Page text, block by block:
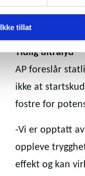
Ikke tillat
Tidlig ultralyd
AP foreslår
ikke at
fostre for
-Vi er opptatt
oppleve
effekt og kan